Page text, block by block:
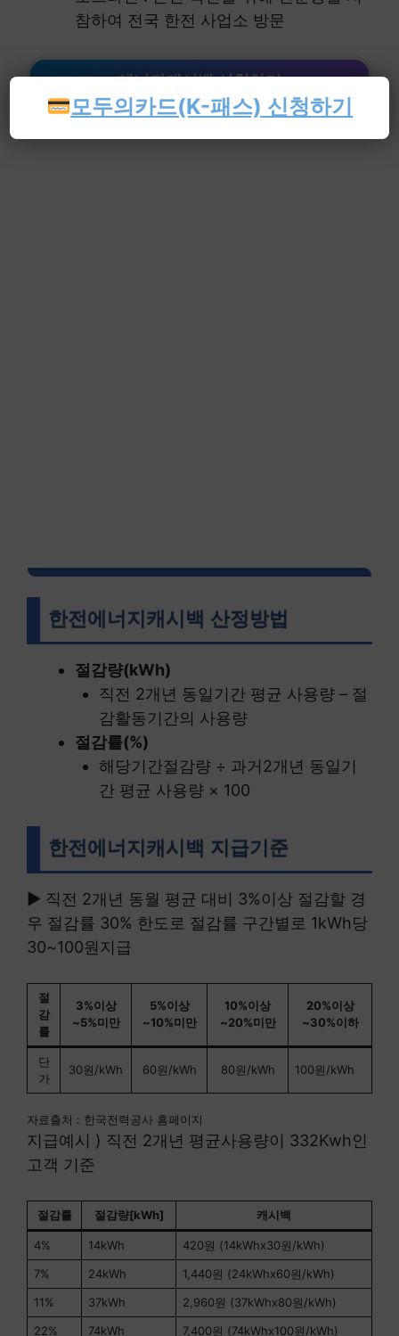
참하여 전국 한전 사업소 방문
에너지캐시백 신청하기
한전에너지캐시백 산정방법
절감량(kWh)
직전 2개년 동일기간 평균 사용량 – 절
감활동기간의 사용량
절감률(%)
해당기간절감량 ÷ 과거2개년 동일기
간 평균 사용량 × 100
한전에너지캐시백 지급기준
▶ 직전 2개년 동월 평균 대비 3%이상 절감할 경
우 절감률 30% 한도로 절감률 구간별로 1kWh당
30~100원지급
절
감
률
3%이상
~5%미만
5%이상
~10%미만
10%이상
~20%미만
20%이상
~30%이하
단
가
30원/kWh 60원/kWh 80원/kWh 100원/kWh
자료출처 : 한국전력공사 홈페이지
지급예시 ) 직전 2개년 평균사용량이 332Kwh인
고객 기준
절감률 절감량[kWh] 캐시백
4% 14kWh
420원 (14kWhx30원/kWh)
7%
24kWh
1,440원 (24kWhx60원/kWh)
11%
37kWh
2,960원 (37kWhx80원/kWh)
22%
74kWh 7,400원 (74kWhx100원/kWh)
모두의카드(K-패스) 신청하기